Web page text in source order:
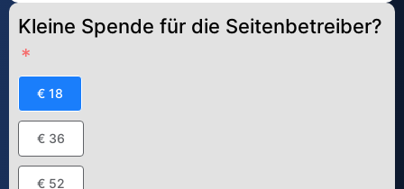
Kleine Spende für die Seitenbetreiber?
€ 18
€ 36
€ 52